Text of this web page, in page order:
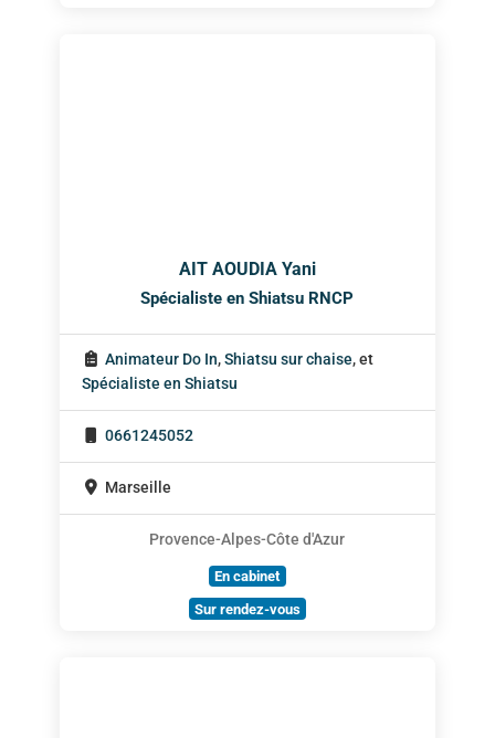
AIT AOUDIA Yani
Spécialiste en Shiatsu RNCP
Animateur Do In,Shiatsu sur chaise, et
Spécialiste en Shiatsu
0661245052
Marseille
Provence-Alpes-Côte d'Azur
En cabinet
Sur rendez-vous